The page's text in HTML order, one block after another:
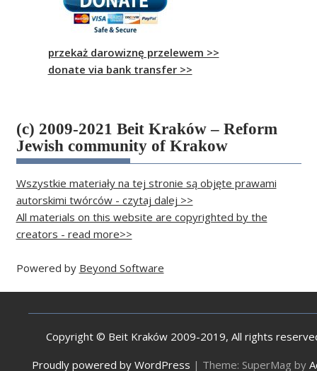
przekaż darowiznę przelewem >>
donate via bank transfer >>
(c) 2009-2021 Beit Kraków – Reform
Jewish community of Krakow
Wszystkie materiały na tej stronie są objęte prawami
autorskimi twórców - czytaj dalej >>
All materials on this website are copyrighted by the
creators - read more>>
Powered by Beyond Software
Copyright © Beit Kraków 2009-2019, All rights
Proudly powered by WordPress | Theme: SuperMag by